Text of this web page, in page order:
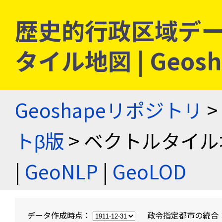
歴史的行政区域デ
タイル地図 |
Geoshapeリポジトリ >
トβ版 > ベクトルタイ
| GeoNLP | GeoLOD
データ作成時点： 政令指定都市の統